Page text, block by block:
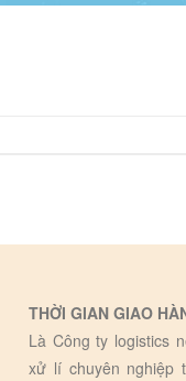
THỜI GIAN GIAO
Là Công ty logistics
xử lí chuyên nghiệp